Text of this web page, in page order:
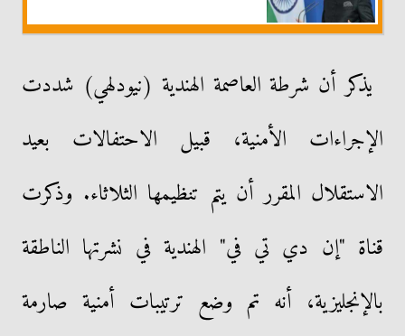
يذكر أن شرطة العاصمة الهندية (نيودلهي) شددت
الإجراءات الأمنية، قبيل الاحتفالات بعيد
الاستقلال المقرر أن يتم تنظيمها الثلاثاء. وذكرت
قناة "إن دي تي في" الهندية في نشرتها الناطقة
بالإنجليزية، أنه تم وضع ترتيبات أمنية صارمة